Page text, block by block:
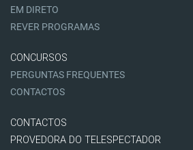
EM DIRETO
REVER PROGRAMAS
CONCURSOS
PERGUNTAS FREQUENTES
CONTACTOS
CONTACTOS
PROVEDORA DO TELESPECTADOR